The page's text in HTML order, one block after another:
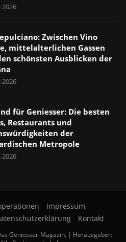
2026
Zwischen Vino
mittelalterlichen Gassen
schönsten Ausblicken der
2026
für Geniesser: Die besten
Restaurants und
der
Metropole
2026
Impressum
Kontakt
Geniesser-Magazin. | Herausgeber: